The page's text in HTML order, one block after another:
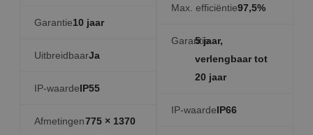
Garantie10 jaar
UitbreidbaarJa
IP-waardeIP55
Afmetingen775 × 1370
Max. efficiëntie97,5%
Garantie5 jaar,
verlengbaar tot
20 jaar
IP-waardeIP66